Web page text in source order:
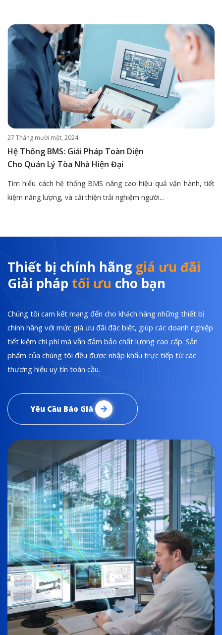
27 Tháng mười một, 2024
Hệ Thống BMS: Giải Pháp Toàn Diện
Cho Quản Lý Tòa Nhà Hiện Đại
Tìm hiểu cách hệ thống BMS nâng cao hiệu quả vận hành, tiết
kiệm năng lượng, và cải thiện trải nghiệm người...
Thiết bị chính hãng giá ưu đãi
Giải pháp tối ưu cho bạn
Chúng tôi cam kết mang đến cho khách hàng những thiết bị
chính hãng với mức giá ưu đãi đặc biệt, giúp các doanh nghiệp
tiết kiệm chi phí mà vẫn đảm bảo chất lượng cao cấp. Sản
phẩm của chúng tôi đều được nhập khẩu trực tiếp từ các
thương hiệu uy tín toàn cầu.
Yêu Cầu Báo Giá